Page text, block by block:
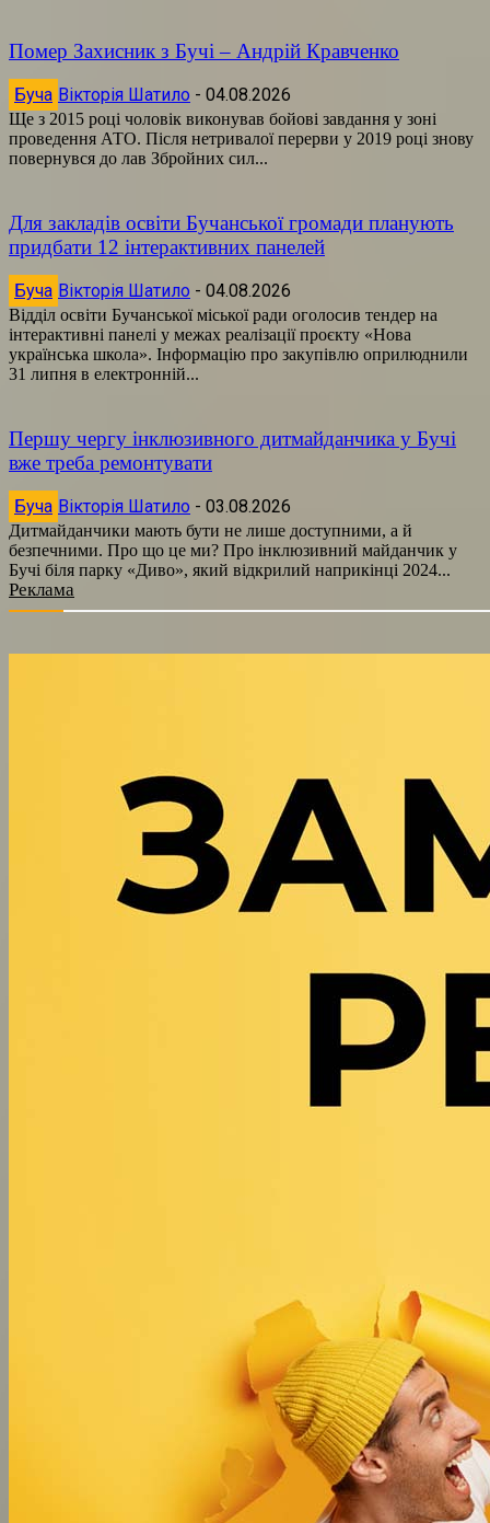
Помер Захисник з Бучі – Андрій Кравченко
Буча Вікторія Шатило - 04.08.2026
Ще з 2015 році чоловік виконував бойові завдання у зоні
проведення АТО. Після нетривалої перерви у 2019 році знову
повернувся до лав Збройних сил...
Для закладів освіти Бучанської громади планують
придбати 12 інтерактивних панелей
Буча Вікторія Шатило - 04.08.2026
Відділ освіти Бучанської міської ради оголосив тендер на
інтерактивні панелі у межах реалізації проєкту «Нова
українська школа». Інформацію про закупівлю оприлюднили
31 липня в електронній...
Першу чергу інклюзивного дитмайданчика у Бучі
вже треба ремонтувати
Буча Вікторія Шатило - 03.08.2026
Дитмайданчики мають бути не лише доступними, а й
безпечними. Про що це ми? Про інклюзивний майданчик у
Бучі біля парку «Диво», який відкрилий наприкінці 2024...
Реклама